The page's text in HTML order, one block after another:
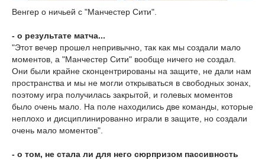
Венгер о ничьей с "Манчестер Сити".
- о результате матча...
"Этот вечер прошел непривычно, так как мы создали мало
моментов, а "Манчестер Сити" вообще ничего не создал.
Они были крайне сконцентрированы на защите, не дали нам
пространства и мы не могли открываться в свободных зонах,
поэтому игра получилась закрытой, и голевых моментов
было очень мало. На поле находились две команды, которые
неплохо и дисциплинированно играли в защите, но создали
очень мало моментов".
- о том, не стала ли для него сюрпризом пассивность